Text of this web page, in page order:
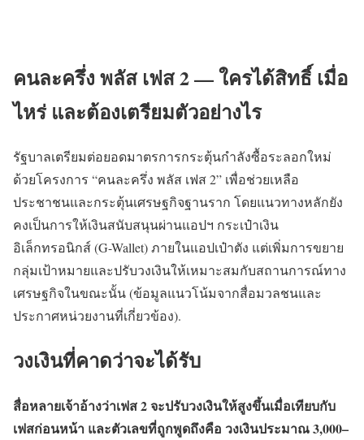
คนละครึ่ง พลัส เฟส 2 — ใครได้สิทธิ์ เมื่อ
ไหร่และต้องเตรียมตัวอย่างไร
รัฐบาลเตรียมต่อยอดมาตรการกระตุ้นกำลังซื้อระลอกใหม่
ด้วยโครงการ “คนละครึ่ง พลัส เฟส 2” เพื่อช่วยเหลือ
ประชาชนและกระตุ้นเศรษฐกิจฐานราก โดยแนวทางหลักยัง
คงเป็นการให้เงินสนับสนุนผ่านแอปฯ กระเป๋าเงิน
อิเล็กทรอนิกส์ (G-Wallet) ภายในแอปเป๋าตัง แต่เพิ่มการขยาย
กลุ่มเป้าหมายและปรับวงเงินให้เหมาะสมกับสถานการณ์ทาง
เศรษฐกิจในขณะนั้น (ข้อมูลแนวโน้มจากสื่อมวลชนและ
ประกาศหน่วยงานที่เกี่ยวข้อง).
วงเงินที่คาดว่าจะได้รับ
สื่อหลายเจ้าอ้างว่าเฟส 2 จะปรับวงเงินให้สูงขึ้นเมื่อเทียบกับ
เฟสก่อนหน้า และตัวเลขที่ถูกพูดถึงคือ วงเงินประมาณ 3,000–